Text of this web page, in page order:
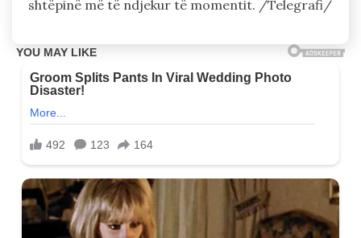
shtëpinë më të ndjekur të momentit. /Telegrafi/